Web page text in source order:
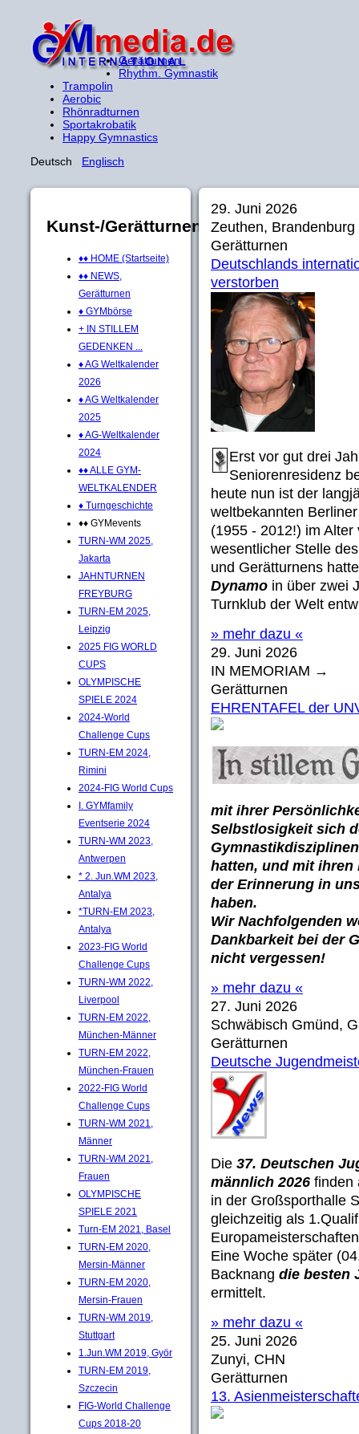
Gerätturnen
Rhythm. Gymnastik
Trampolin
Aerobic
Rhönradturnen
Sportakrobatik
Happy Gymnastics
Deutsch Englisch
Kunst-/Gerätturnen
♦♦ HOME (Startseite)
♦♦ NEWS,
Gerätturnen
♦ GYMbörse
+ IN STILLEM
GEDENKEN ...
♦ AG Weltkalender
2026
♦ AG Weltkalender
2025
♦ AG-Weltkalender
2024
♦♦ ALLE GYM-
WELTKALENDER
♦ Turngeschichte
♦♦ GYMevents
TURN-WM 2025,
Jakarta
JAHNTURNEN
FREYBURG
TURN-EM 2025,
Leipzig
2025 FIG WORLD
CUPS
OLYMPISCHE
SPIELE 2024
2024-World
Challenge Cups
TURN-EM 2024,
Rimini
2024-FIG World Cups
I. GYMfamily
Eventserie 2024
TURN-WM 2023,
Antwerpen
* 2. Jun.WM 2023,
Antalya
*TURN-EM 2023,
Antalya
2023-FIG World
Challenge Cups
TURN-WM 2022,
Liverpool
TURN-EM 2022,
München-Männer
TURN-EM 2022,
München-Frauen
2022-FIG World
Challenge Cups
TURN-WM 2021,
Männer
TURN-WM 2021,
Frauen
OLYMPISCHE
SPIELE 2021
Turn-EM 2021, Basel
TURN-EM 2020,
Mersin-Männer
TURN-EM 2020,
Mersin-Frauen
TURN-WM 2019,
Stuttgart
1.Jun.WM 2019, Györ
TURN-EM 2019,
Szczecin
FIG-World Challenge
Cups 2018-20
29. Juni 2026
Zeuthen, Brandenburg
Gerätturnen
Deutschlands
verstorben
Erst vor gut drei
Seniorenresidenz
heute nun ist der
weltbekannten
(1955 - 2012!) im
wesentlicher Stelle
und Gerätturnens
Dynamo in über zwei
Turnklub der Welt
» mehr dazu «
29. Juni 2026
IN MEMORIAM →
Gerätturnen
EHRENTAFEL der
mit ihrer
Selbstlosigkeit sich
hatten, und mit ihren
der Erinnerung in
haben.
Wir Nachfolgenden
Dankbarkeit bei der
nicht vergessen!
» mehr dazu «
27. Juni 2026
Schwäbisch Gmünd,
Gerätturnen
Deutsche
Die 37. Deutschen
männlich 2026 finden
in der Großsporthalle
gleichzeitig als
Eine Woche später
Backnang die besten
ermittelt.
» mehr dazu «
25. Juni 2026
Zunyi, CHN
Gerätturnen
13.